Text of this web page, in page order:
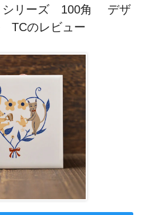
シリーズ 100角 デザ
TCのレビュー